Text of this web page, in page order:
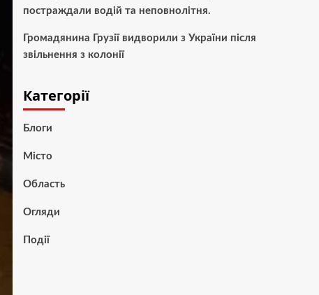
постраждали водій та неповнолітня.
Громадянина Грузії видворили з України після
звільнення з колонії
Категорії
Блоги
Місто
Область
Огляди
Події